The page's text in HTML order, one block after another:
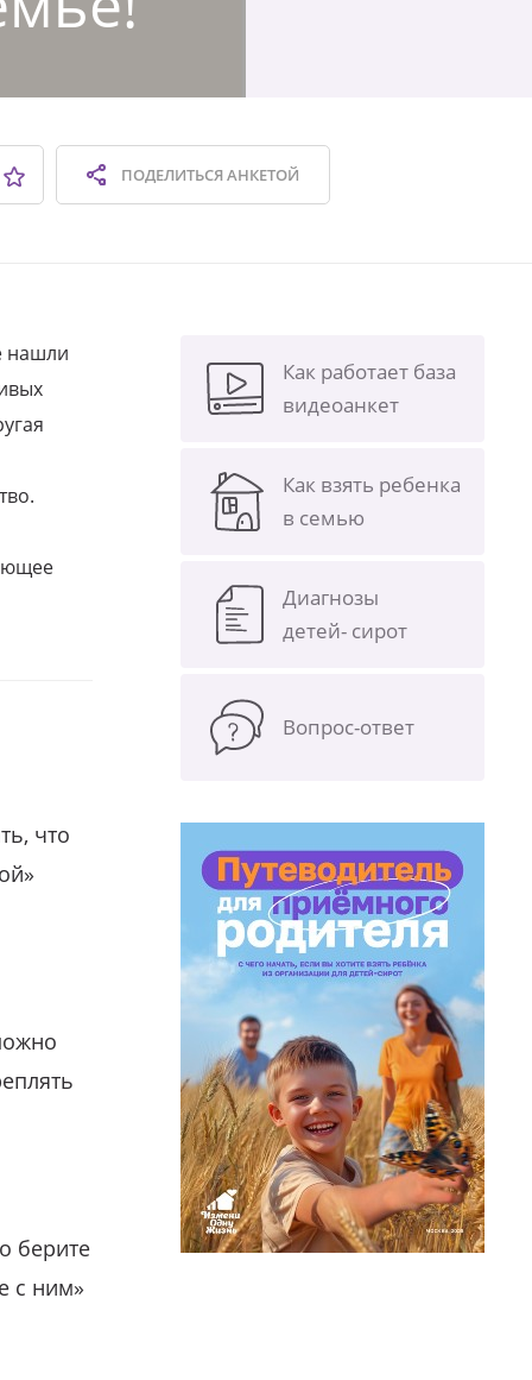
ПОДЕЛИТЬСЯАНКЕТОЙ
нашли
что
берите
с ним»
Как работает база
видеоанкет
Как взять ребенка
в семью
Диагнозы
детей- сирот
Вопрос-ответ